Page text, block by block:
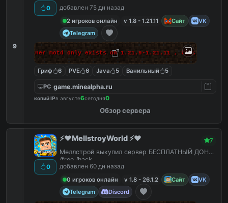
9
0
добавлен 75 дн назад
2 игроков онлайн
v 1.8 - 1.21.11 Сайт
VK
Telegram
banner motd only exists on 1.21.9-1.21.11 , this
Гриф 6 PVE 6 Java 5 Ванильный 5
PC game.minealpha.ru
копий IPв августе6сегодня0
Обзор сервера
0
⚡️❤️MellstroyWorld ⚡️❤️ 7
Меллстрой выкупил сервер БЕСПЛАТНЫЙ ДОНАТ
/free /hack
добавлен 60 дн назад
0 игроков онлайн
v 1.8 - 26.1.2 Сайт
VK
Telegram
Discord